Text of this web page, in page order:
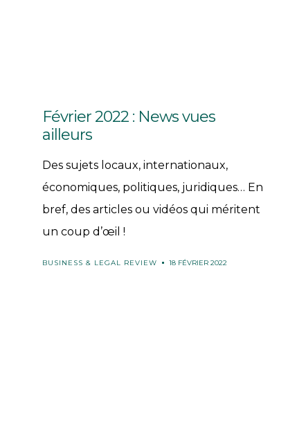
Février 2022 : News vues
ailleurs
Des sujets locaux, internationaux,
économiques, politiques, juridiques… En
bref, des articles ou vidéos qui méritent
un coup d’œil !
BUSINESS & LEGAL REVIEW 18 FÉVRIER 2022